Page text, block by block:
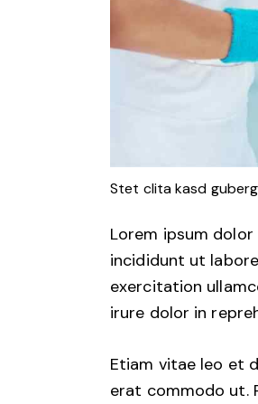
Stet clita kasd
Lorem ipsum
incididunt ut
exercitation
irure dolor in
Etiam vitae leo et
erat commodo ut.